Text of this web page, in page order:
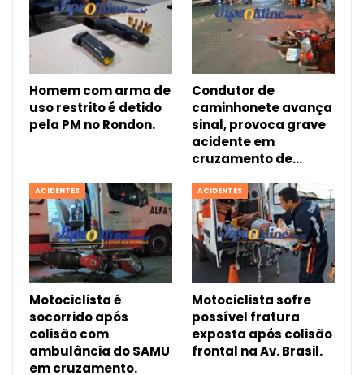
Homem com arma de
uso restrito é detido
pela PM no Rondon.
Condutor de
caminhonete avança
sinal, provoca grave
acidente em
cruzamento de…
ACIDENTES
Motociclista é
socorrido após
colisão com
ambulância do SAMU
em cruzamento.
ACIDENTES
Motociclista sofre
possível fratura
exposta após colisão
frontal na Av. Brasil.